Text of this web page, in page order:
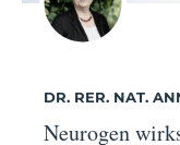
DR. RER. NAT.
Neurogen